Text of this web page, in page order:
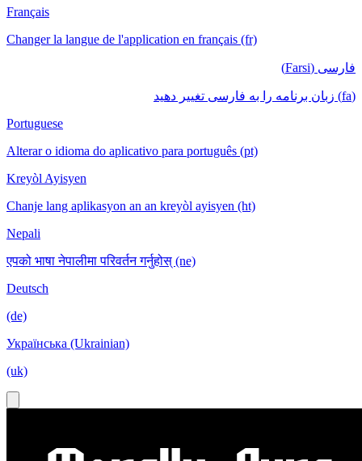
Français
Changer la langue de l'application en français (fr)
فارسی (Farsi)
(fa) زبان برنامه را به فارسی تغییر دهید
Portuguese
Alterar o idioma do aplicativo para português (pt)
Kreyòl Ayisyen
Chanje lang aplikasyon an an kreyòl ayisyen (ht)
Nepali
एपको भाषा नेपालीमा परिवर्तन गर्नुहोस् (ne)
Deutsch
(de)
Українська (Ukrainian)
(uk)